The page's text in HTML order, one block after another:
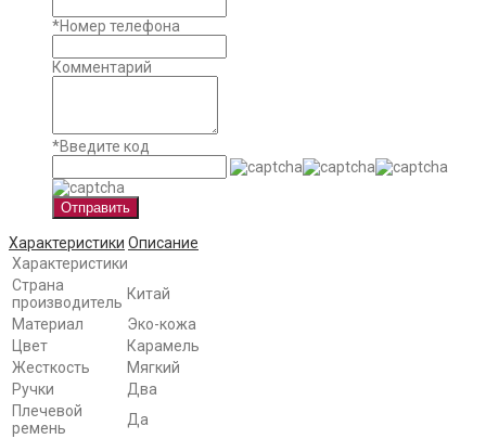
*Номер телефона
Комментарий
*Введите код
Отправить
Характеристики Описание
Характеристики
Страна
производитель Китай
Материал
Эко-кожа
Цвет
Карамель
Жесткость
Мягкий
Ручки
Два
Плечевой
ремень
Да